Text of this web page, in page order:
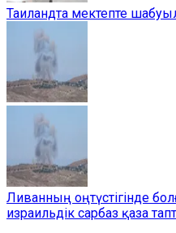
Таиландта мектепте
Ливанның оңтүстігінде
израильдік сарбаз қаза